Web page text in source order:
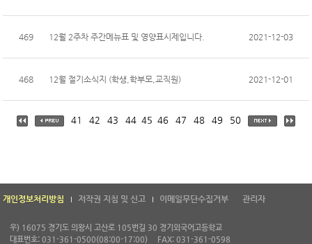
469 12월 2주차 주간메뉴표 및 영양표시제입니다. 2021-12-03
468 12월 절기소식지 (학생,학부모,교직원) 2021-12-01
41 42 43 44 45 46 47 48 49 50
개인정보처리방침 저작권 지침 및 신고 이메일무단수집거부 관리자
우) 16075 경기도 의왕시 고산로 105번길 30 경기외국어고등학교
대표번호: 031-361-0500(08:00-17:00)
FAX: 031-361-0598